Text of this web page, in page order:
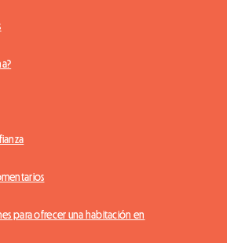
para ofrecer una habitación en